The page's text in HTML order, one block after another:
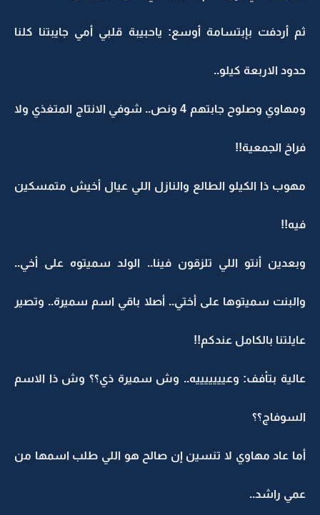
ثم أردفت بإبتسامة أوسع: ياحبيبة قلبي أمي جايبتنا كلنا
حدود الاربعة كيلو..
ومهاوي وصلوح جابتهم 4 ونص.. شوفي الانتاج المتغذي ولا
فراخ الجمعية!!
مهوب ذا الكيلو الطالع والنازل اللي عيال أخيش متمسكين
فيه!!
وبعدين أنتو اللي تلزقون فينا.. الولد سميتوه على أخي..
والبنت سميتوها على أختي.. أصلا باقي اسم سميرة.. وتصير
عايلتنا بالكامل عندكم!!
عالية بتأفف: وعيييييييه.. وش سميرة ذي؟؟ وش ذا الاسم
السوفاج؟؟
أما عاد مهاوي لا تنسين إن صالح هو اللي طلب اسمها من
عمي راشد..